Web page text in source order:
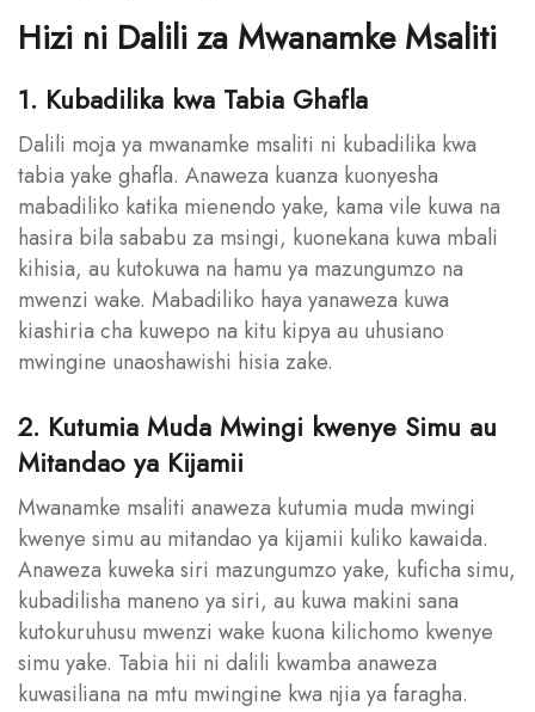
Hizi ni Dalili za Mwanamke Msaliti
1. Kubadilika kwa Tabia Ghafla
Dalili moja ya mwanamke msaliti ni kubadilika kwa
tabia yake ghafla. Anaweza kuanza kuonyesha
mabadiliko katika mienendo yake, kama vile kuwa na
hasira bila sababu za msingi, kuonekana kuwa mbali
kihisia, au kutokuwa na hamu ya mazungumzo na
mwenzi wake. Mabadiliko haya yanaweza kuwa
kiashiria cha kuwepo na kitu kipya au uhusiano
mwingine unaoshawishi hisia zake.
2. Kutumia Muda Mwingi kwenye Simu au
Mitandao ya Kijamii
Mwanamke msaliti anaweza kutumia muda mwingi
kwenye simu au mitandao ya kijamii kuliko kawaida.
Anaweza kuweka siri mazungumzo yake, kuficha simu,
kubadilisha maneno ya siri, au kuwa makini sana
kutokuruhusu mwenzi wake kuona kilichomo kwenye
simu yake. Tabia hii ni dalili kwamba anaweza
kuwasiliana na mtu mwingine kwa njia ya faragha.